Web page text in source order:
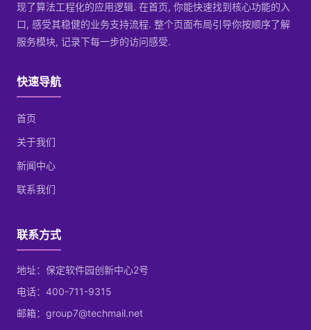
现了算法工程化的应用逻辑. 在首页, 你能快速找到核心功能的入
口, 感受其稳健的业务支持流程. 整个页面布局引导你按顺序了解
服务模块, 记录下每一步的访问感受.
快速导航
首页
关于我们
新闻中心
联系我们
联系方式
地址：保定软件园创新中心2号
电话：400-711-9315
邮箱：group7@techmail.net